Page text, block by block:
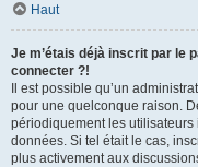
Haut
Je m’étais déjà inscrit par le
connecter ?!
Il est possible qu’un
pour une quelconque raison.
périodiquement les
données. Si tel était le cas,
plus activement aux